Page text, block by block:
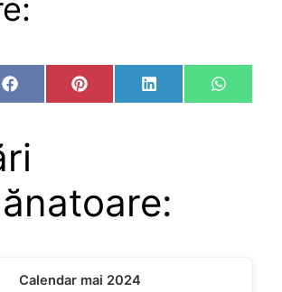
Share
on
FacebookShare
on
Pinterest Share
on
LinkedIn Share
on
Calendar mai 2024